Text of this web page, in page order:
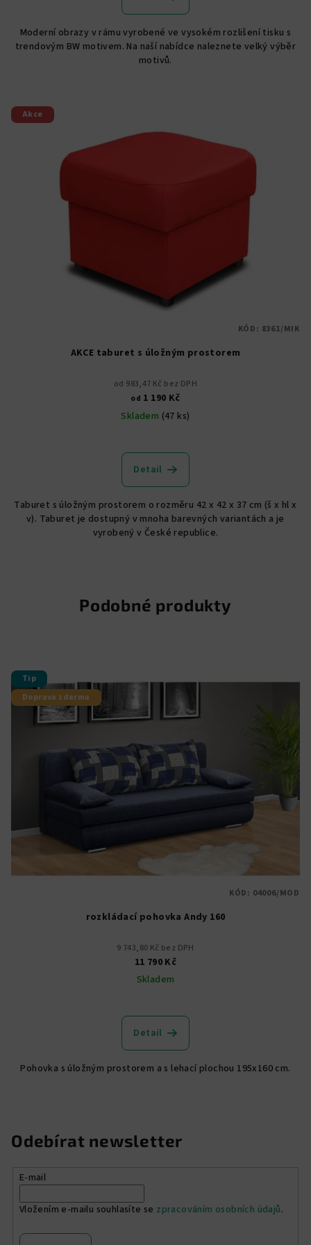
z
5
hvězdiček.
Moderní obrazy v rámu vyrobené ve vysokém rozlišení tisku s
trendovým BW motivem. Na naší nabídce naleznete velký výběr
motivů.
Akce
AKCE taburet s úložným prostorem
od 983,47 Kč bez DPH
od 1 190 Kč
Skladem (47 ks)
hodnocení
produktu
z
5
hvězdiček.
Detail
Taburet s úložným prostorem o rozměru 42 x 42 x 37 cm (š x hl x
v). Taburet je dostupný v mnoha barevných variantách a je
vyrobený v České republice.
KÓD: 8361/MIK
Podobné produkty
Tip
Doprava zdarma
rozkládací pohovka Andy 160
9 743,80 Kč bez DPH
11 790 Kč
Skladem
hodnocení
produktu
z
Detail
Pohovka s úložným prostorem a s lehací plochou 195x160 cm.
KÓD: 04006/MOD
Odebírat newsletter
E-mail
Vložením e-mailu souhlasíte se zpracováním osobních údajů.